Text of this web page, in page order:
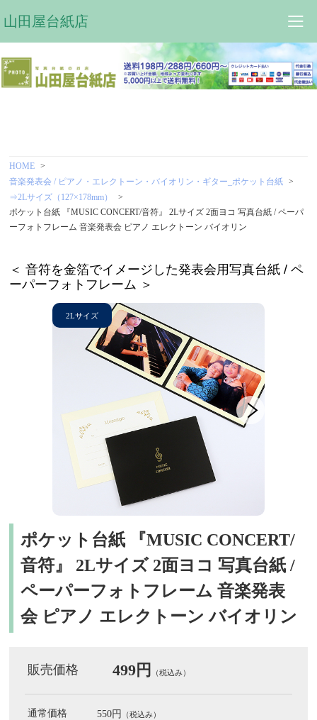
山田屋台紙店
HOME
音楽発表会 / ピアノ・エレクトーン・バイオリン・ギター_ポケット台紙
⇒2Lサイズ（127×178mm）
ポケット台紙 『MUSIC CONCERT/音符』 2Lサイズ 2面ヨコ 写真台紙 / ペーパ
ーフォトフレーム 音楽発表会 ピアノ エレクトーン バイオリン
＜ 音符を金箔でイメージした発表会用写真台紙 / ペ
ーパーフォトフレーム ＞
ポケット台紙 『MUSIC CONCERT/
音符』 2Lサイズ 2面ヨコ 写真台紙 /
ペーパーフォトフレーム 音楽発表
会 ピアノ エレクトーン バイオリン
販売価格 499円 （税込み）
通常価格 550円 （税込み）